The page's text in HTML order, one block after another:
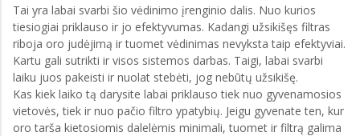
Tai yra labai svarbi šio vėdinimo įrenginio dalis. Nuo kurios
tiesiogiai priklauso ir jo efektyvumas. Kadangi užsikišęs filtras
riboja oro judėjimą ir tuomet vėdinimas nevyksta taip efektyviai.
Kartu gali sutrikti ir visos sistemos darbas. Taigi, labai svarbi
laiku juos pakeisti ir nuolat stebėti, jog nebūtų užsikišę.
Kas kiek laiko tą darysite labai priklauso tiek nuo gyvenamosios
vietovės, tiek ir nuo pačio filtro ypatybių. Jeigu gyvenate ten, kur
oro tarša kietosiomis dalelėmis minimali, tuomet ir filtrą galima